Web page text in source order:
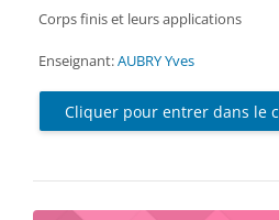
Corps finis et leurs applications
Enseignant:AUBRY Yves
Cliquer pour entrer dans le